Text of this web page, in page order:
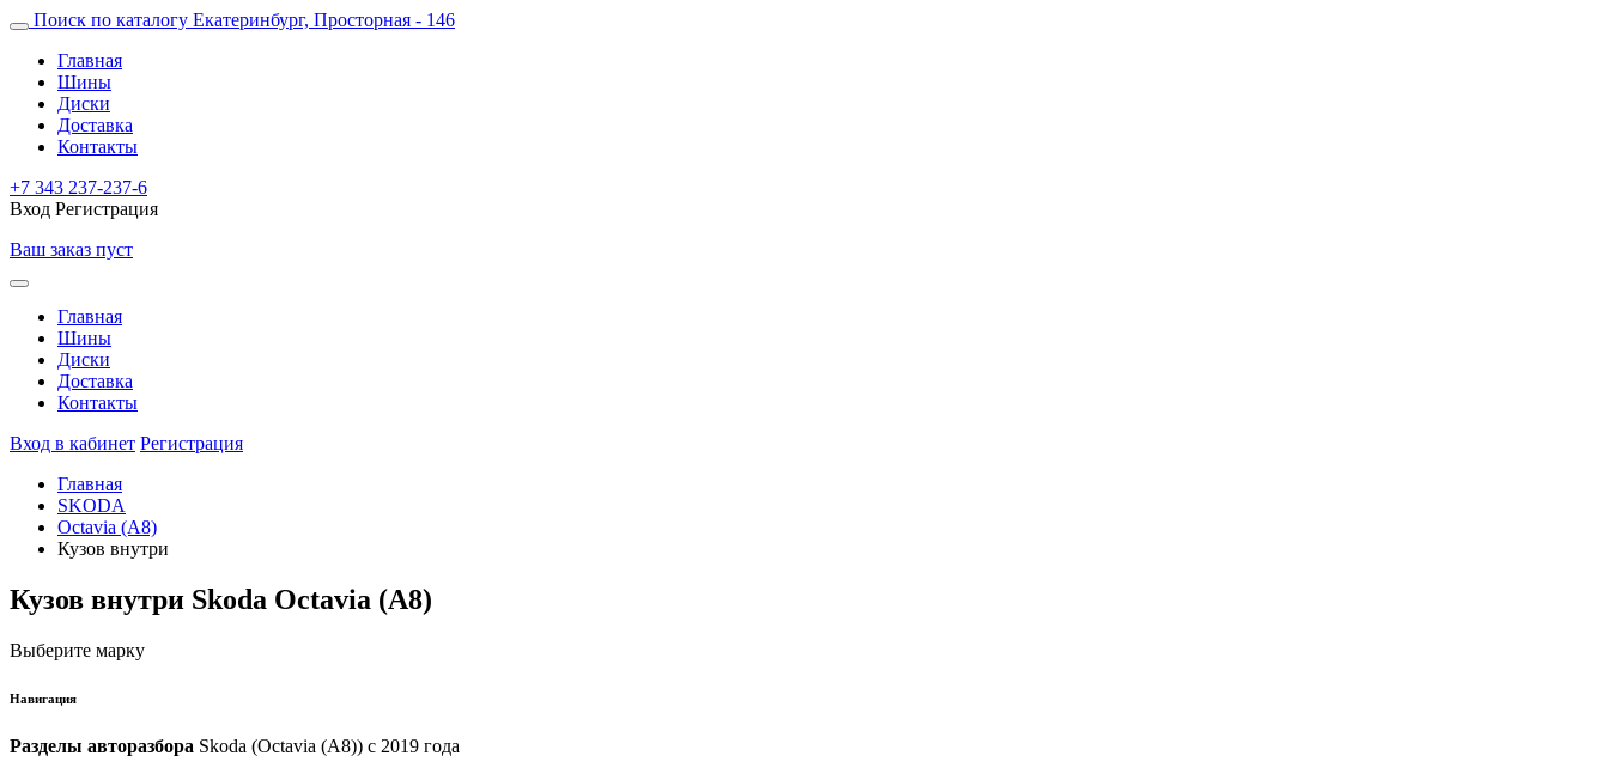
Поиск по каталогу Екатеринбург, Просторная - 146
Главная
Шины
Диски
Доставка
Контакты
+7 343 237-237-6
Вход Регистрация
Ваш заказ пуст
Главная
Шины
Диски
Доставка
Контакты
Вход в кабинет Регистрация
Главная
SKODA
Octavia (A8)
Кузов внутри
Кузов внутри Skoda Octavia (A8)
Выберите марку
Навигация
Разделы авторазбора Skoda (Octavia (A8)) с 2019 года